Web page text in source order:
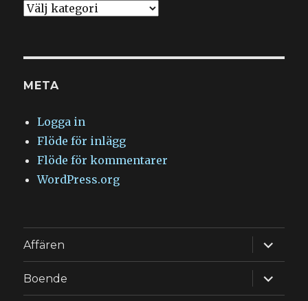
Kategorier
META
Logga in
Flöde för inlägg
Flöde för kommentarer
WordPress.org
Affären
Boende